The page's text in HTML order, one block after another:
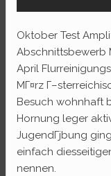
Oktober Test
Abschnittsbewerb
April
MГ¤rz
Besuch wohnhaft
Hornung leger
JugendГјbung
einfach
nennen.